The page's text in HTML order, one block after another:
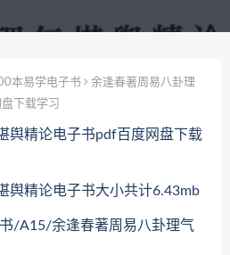
本易学电子书
余逢春著周易八卦理
下载学习
舆精论电子书pdf百度网盘下载
舆精论电子书大小共计6.43mb
/A15/余逢春著周易八卦理气